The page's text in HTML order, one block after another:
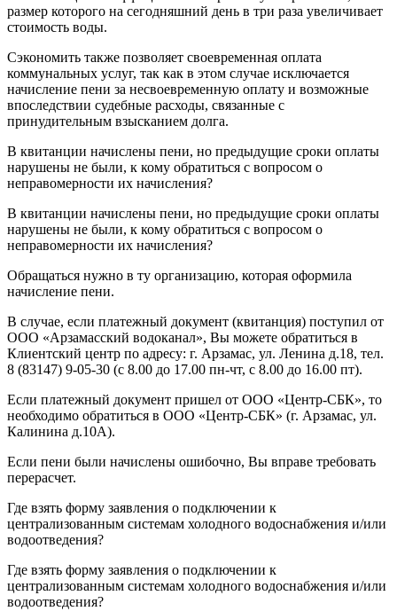
размер которого на сегодняшний день в три раза увеличивает
стоимость воды.
Сэкономить также позволяет своевременная оплата
коммунальных услуг, так как в этом случае исключается
начисление пени за несвоевременную оплату и возможные
впоследствии судебные расходы, связанные с
принудительным взысканием долга.
В квитанции начислены пени, но предыдущие сроки оплаты
нарушены не были, к кому обратиться с вопросом о
неправомерности их начисления?
В квитанции начислены пени, но предыдущие сроки оплаты
нарушены не были, к кому обратиться с вопросом о
неправомерности их начисления?
Обращаться нужно в ту организацию, которая оформила
начисление пени.
В случае, если платежный документ (квитанция) поступил от
ООО «Арзамасский водоканал», Вы можете обратиться в
Клиентский центр по адресу: г. Арзамас, ул. Ленина д.18, тел.
8 (83147) 9-05-30 (с 8.00 до 17.00 пн-чт, с 8.00 до 16.00 пт).
Если платежный документ пришел от ООО «Центр-СБК», то
необходимо обратиться в ООО «Центр-СБК» (г. Арзамас, ул.
Калинина д.10А).
Если пени были начислены ошибочно, Вы вправе требовать
перерасчет.
Где взять форму заявления о подключении к
централизованным системам холодного водоснабжения и/или
водоотведения?
Где взять форму заявления о подключении к
централизованным системам холодного водоснабжения и/или
водоотведения?